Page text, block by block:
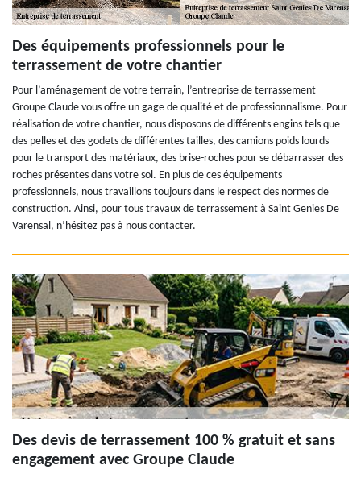
Des équipements professionnels pour le
terrassement de votre chantier
Pour l’aménagement de votre terrain, l’entreprise de terrassement
Groupe Claude vous offre un gage de qualité et de professionnalisme. Pour
réalisation de votre chantier, nous disposons de différents engins tels que
des pelles et des godets de différentes tailles, des camions poids lourds
pour le transport des matériaux, des brise-roches pour se débarrasser des
roches présentes dans votre sol. En plus de ces équipements
professionnels, nous travaillons toujours dans le respect des normes de
construction. Ainsi, pour tous travaux de terrassement à Saint Genies De
Varensal, n’hésitez pas à nous contacter.
Des devis de terrassement 100 % gratuit et sans
engagement avec Groupe Claude